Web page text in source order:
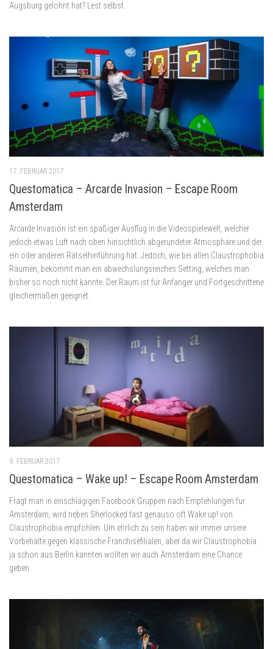
Augsburg gelohnt hat? Lest selbst.
17. FEBRUAR 2017
Questomatica – Arcarde Invasion – Escape Room
Amsterdam
Arcarde Invasion ist ein spaßiger Ausflug in die Videospielewelt, welcher
jedoch etwas Luft nach oben hinsichtlich abgerundeter Atmosphäre und der
ein oder anderen Rätselhinführung hat. Jedoch, wie bei allen Claustrophobia
Räumen, bekommt man ein abwechslungsreiches Setting, welches man
bisher so noch nicht kannte. Der Raum ist für Anfänger und Fortgeschrittene
gleichermaßen geeignet.
9. FEBRUAR 2017
Questomatica – Wake up! – Escape Room Amsterdam
Fragt man in einschlägigen Facebook Gruppen nach Empfehlungen für
Amsterdam, wird neben Sherlocked fast genauso oft Wake up! von
Claustrophobia empfohlen. Um ehrlich zu sein haben wir immer unsere
Vorbehalte gegen klassische Franchisefilialen, aber da wir Claustrophobia
ja schon aus Berlin kannten wollten wir auch Amsterdam eine Chance
geben.